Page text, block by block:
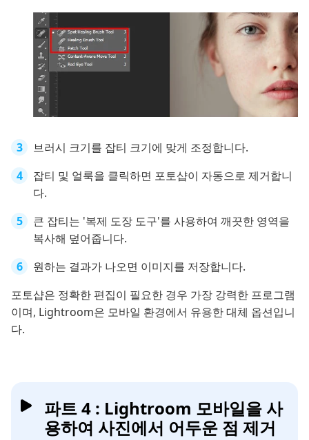
브러시 크기를 잡티 크기에 맞게 조정합니다.
잡티 및 얼룩을 클릭하면 포토샵이 자동으로 제거합니
다.
큰 잡티는 '복제 도장 도구'를 사용하여 깨끗한 영역을
복사해 덮어줍니다.
원하는 결과가 나오면 이미지를 저장합니다.
포토샵은 정확한 편집이 필요한 경우 가장 강력한 프로그램
이며, Lightroom은 모바일 환경에서 유용한 대체 옵션입니
다.
파트 4 : Lightroom 모바일을 사
용하여 사진에서 어두운 점 제거